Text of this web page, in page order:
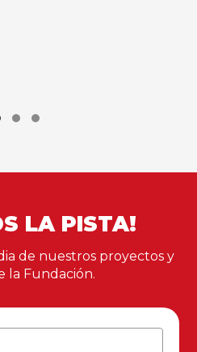
LA PISTA!
de nuestros proyectos y
la Fundación.